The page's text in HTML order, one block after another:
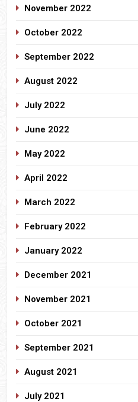
November 2022
October 2022
September 2022
August 2022
July 2022
June 2022
May 2022
April 2022
March 2022
February 2022
January 2022
December 2021
November 2021
October 2021
September 2021
August 2021
July 2021